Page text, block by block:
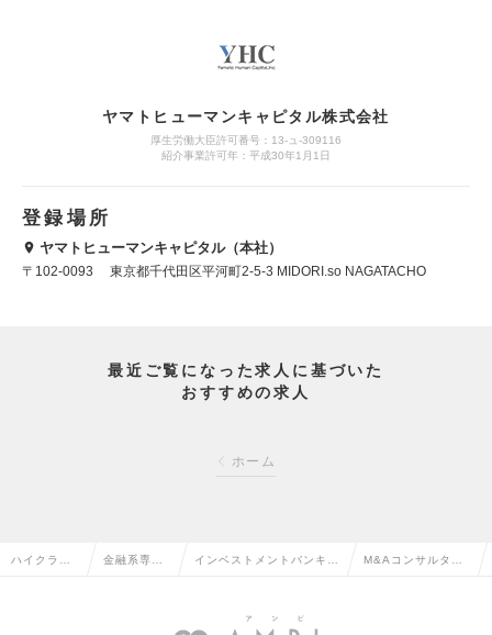
ヤマトヒューマンキャピタル株式会社
厚生労働大臣許可番号：13-ュ-309116
紹介事業許可年：平成30年1月1日
登録場所
ヤマトヒューマンキャピタル（本社）
〒102-0093 東京都千代田区平河町2-5-3 MIDORI.so NAGATACHO
最近ご覧になった求人に基づいた
おすすめの求人
ホーム
ハイクラス 金融系専門 インベストメントバンキン M&Aコンサルタン